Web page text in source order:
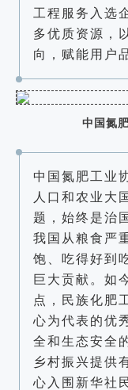
工程服务入选
多优质资源，
向，赋能用户
中国氮
中国氮肥工业
人口和农业大
题，始终是治
我国从粮食严
饱、吃得好到
巨大贡献。如
点，民族化肥
心为代表的优
全和生态安全
乡村振兴提供
心入围新华社